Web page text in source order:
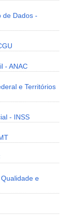
de Dados -
- ANAC
e Territórios
- INSS
e